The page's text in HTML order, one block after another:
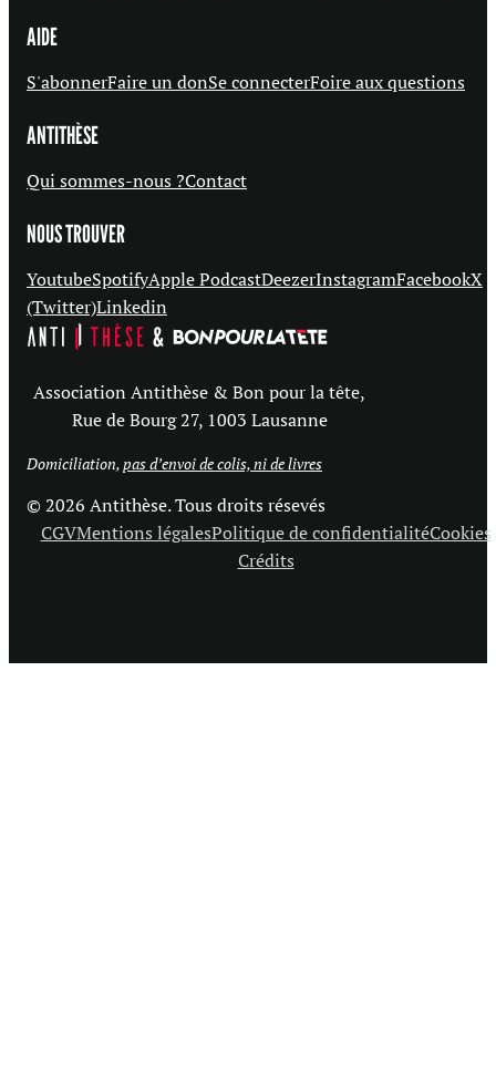
AIDE
S'abonnerFaire un donSe connecterFoire aux questions
ANTITHÈSE
Qui sommes-nous ?Contact
NOUS TROUVER
YoutubeSpotifyApple PodcastDeezerInstagramFacebookX
(Twitter)Linkedin
Association Antithèse & Bon pour la tête,
Rue de Bourg 27, 1003 Lausanne
Domiciliation,pas d’envoi de colis, ni de livres
© 2026 Antithèse. Tous droits résevés
CGVMentions légalesPolitique de confidentialitéCookies
Crédits